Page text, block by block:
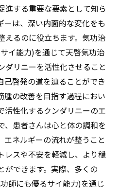
進する重要な要素として知ら
ーは、深い内面的な変化をも
えるのに役立ちます。気功治
イ能力)を通じて天啓気功治
ダリニーを活性化させること
己啓発の道を辿ることができ
腫の改善を目指す過程におい
活性化するクンダリニーのエ
、患者さんは心と体の調和を
エネルギーの流れが整うこと
レスや不安を軽減し、より穏
ができます。実際、多くの
師にも優るサイ能力)を通じ